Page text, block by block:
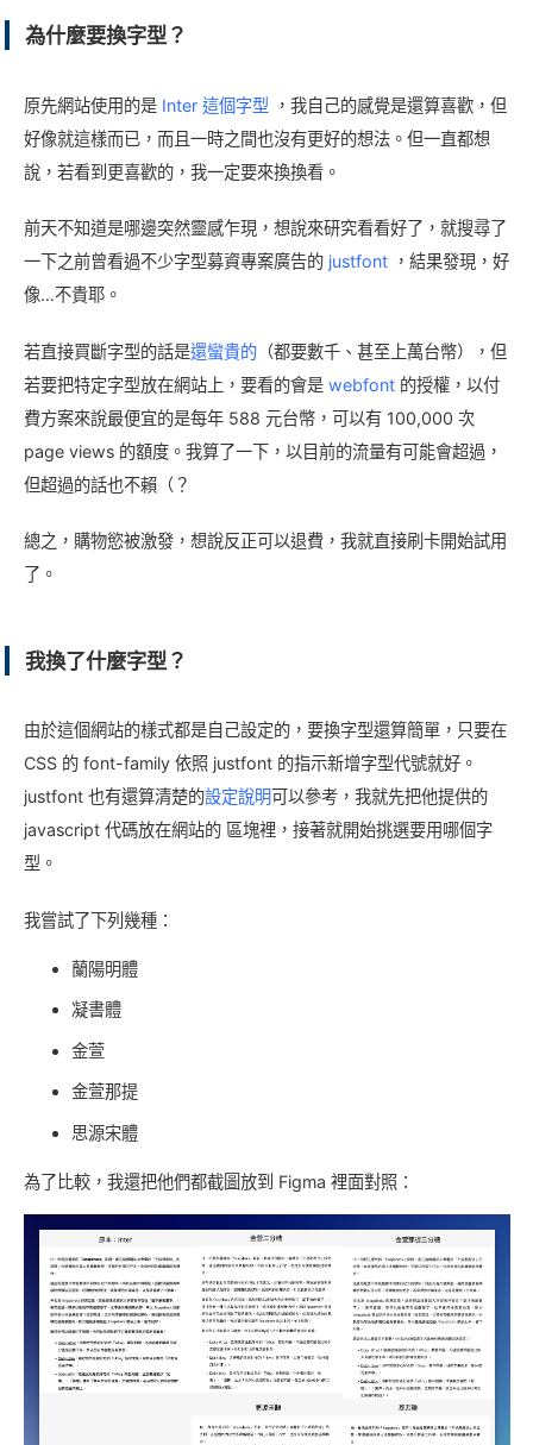
為什麼要換字型？
原先網站使用的是 Inter 這個字型 ，我自己的感覺是還算喜歡，但
好像就這樣而已，而且一時之間也沒有更好的想法。但一直都想
說，若看到更喜歡的，我一定要來換換看。
前天不知道是哪邊突然靈感乍現，想說來研究看看好了，就搜尋了
一下之前曾看過不少字型募資專案廣告的 justfont，結果發現，好
像…不貴耶。
若直接買斷字型的話是還蠻貴的（都要數千、甚至上萬台幣），但
若要把特定字型放在網站上，要看的會是 webfont的授權，以付
費方案來說最便宜的是每年 588 元台幣，可以有 100,000 次
page views 的額度。我算了一下，以目前的流量有可能會超過，
但超過的話也不賴（？
總之，購物慾被激發，想說反正可以退費，我就直接刷卡開始試用
了。
我換了什麼字型？
由於這個網站的樣式都是自己設定的，要換字型還算簡單，只要在
CSS 的 font-family 依照 justfont 的指示新增字型代號就好。
justfont 也有還算清楚的設定說明可以參考，我就先把他提供的
javascript 代碼放在網站的 區塊裡，接著就開始挑選要用哪個字
型。
我嘗試了下列幾種：
蘭陽明體
凝書體
金萱
金萱那提
思源宋體
為了比較，我還把他們都截圖放到 Figma 裡面對照：